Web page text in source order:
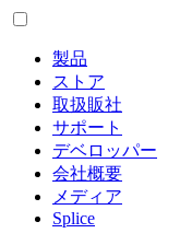
製品
ストア
取扱販社
サポート
デベロッパー
会社概要
メディア
Splice